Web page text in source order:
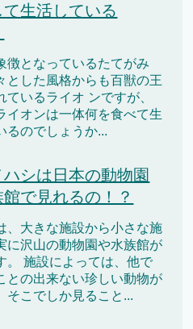
生活している
徴となっているたてがみ
とした風格からも百獣の王
ているライオ ンですが、
イオンは一体何を食べて生
るのでしょうか...
ハシは日本の動物園
で見れるの！？
、大きな施設から小さな施
に沢山の動物園や水族館が
。 施設によっては、他で
との出来ない珍しい動物が
そこでしか見ること...